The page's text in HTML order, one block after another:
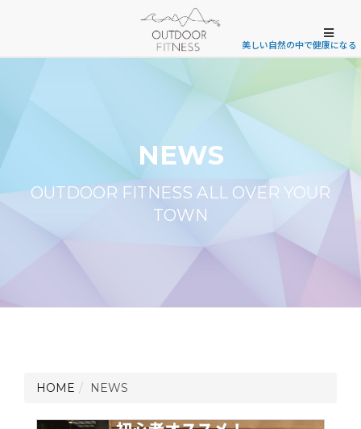
美しい自然の中で健康になる
NEWS
OUTDOOR FITNESS ALL OVER YOUR
TOWN
HOME NEWS